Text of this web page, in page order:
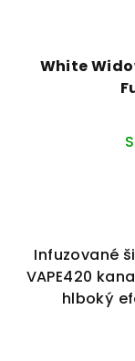
White
Infuzované
VAPE420
hlboký